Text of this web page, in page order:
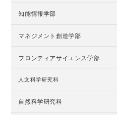
知能情報学部
マネジメント創造学部
フロンティアサイエンス学部
人文科学研究科
自然科学研究科